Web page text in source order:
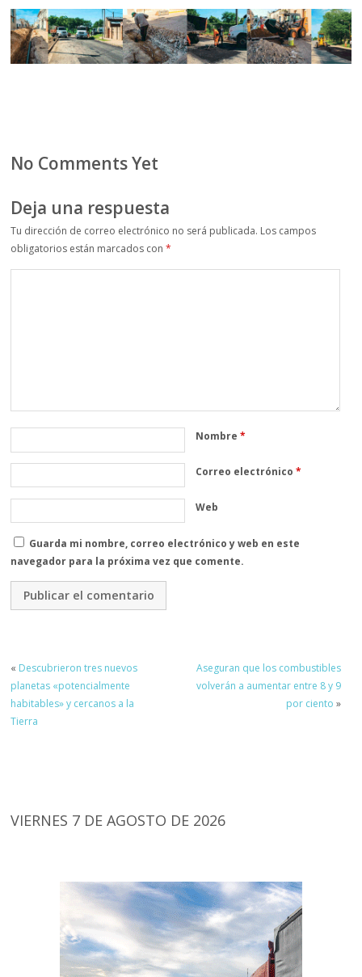
No Comments Yet
Deja una respuesta
Tu dirección de correo electrónico no será publicada. Los campos
obligatorios están marcados con*
Nombre*
Correo electrónico*
Web
Guarda mi nombre, correo electrónico y web en este
navegador para la próxima vez que comente.
« Descubrieron tres nuevos
planetas «potencialmente
habitables» y cercanos a la
Tierra
Aseguran que los combustibles
volverán a aumentar entre 8 y 9
por ciento »
VIERNES 7 DE AGOSTO DE 2026